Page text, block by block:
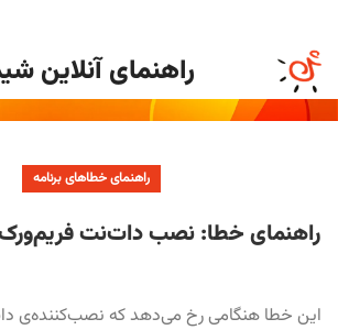
mehrbani04
راهنمای آنلاین
راهنمای خطاهای برنامه
راهنمای خطا: نصب دات‌نت
این خطا هنگامی رخ می‌دهد که نصب‌کننده‌ی